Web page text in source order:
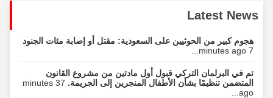
Latest News
هجوم كبير من الحوثيين على السعودية: مقتل أو إصابة مئات الجنود
تم في البرلمان التركي قبول أول مادتين من مشروع القانون
المتضمن تنظيمًا بشأن الأطفال المنجرين إلى الجريمة.
37 minutes
ago...